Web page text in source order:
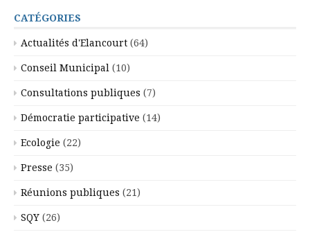
CATÉGORIES
Actualités d'Elancourt (64)
Conseil Municipal (10)
Consultations publiques (7)
Démocratie participative (14)
Ecologie (22)
Presse (35)
Réunions publiques (21)
SQY (26)